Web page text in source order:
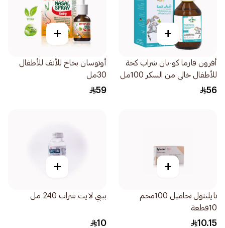
+
أفرون فارما كو-بان شراب كحة
للأطفال خالي من السكر 100مل
56
+
أوتوسان بخاخ للأنف للأطفال
30مل
59
+
تايلينول تحاميل 100مجم
10قطعة
10.15
+
بيبي لايت شراب 240 مل
10